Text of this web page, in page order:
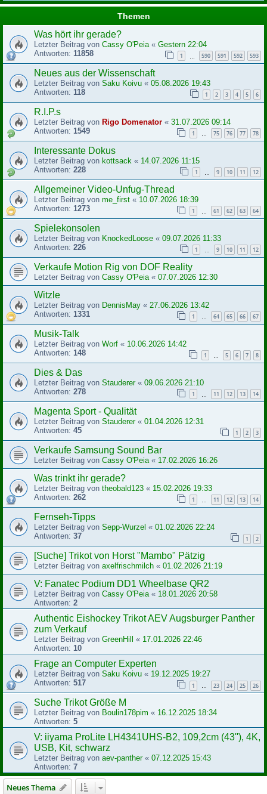
Themen
Was hört ihr gerade?
Letzter Beitrag von Cassy O'Peia « Gestern 22:04
Antworten: 11858 1 590 591 592 593
Neues aus der Wissenschaft
Letzter Beitrag von Saku Koivu « 05.08.2026 19:43
Antworten: 118 1 2 3 4 5 6
R.I.P.s
Letzter Beitrag von Rigo Domenator « 31.07.2026 09:14
Antworten: 1549 1 75 76 77 78
Interessante Dokus
Letzter Beitrag von kottsack « 14.07.2026 11:15
Antworten: 228 1 9 10 11 12
Allgemeiner Video-Unfug-Thread
Letzter Beitrag von me_first « 10.07.2026 18:39
Antworten: 1273 1 61 62 63 64
Spielekonsolen
Letzter Beitrag von KnockedLoose « 09.07.2026 11:33
Antworten: 226 1 9 10 11 12
Verkaufe Motion Rig von DOF Reality
Letzter Beitrag von Cassy O'Peia « 07.07.2026 12:30
Witzle
Letzter Beitrag von DennisMay « 27.06.2026 13:42
Antworten: 1331 1 64 65 66 67
Musik-Talk
Letzter Beitrag von Worf « 10.06.2026 14:42
Antworten: 148 1 5 6 7 8
Dies & Das
Letzter Beitrag von Stauderer« 09.06.2026 21:10
Antworten: 278 1 11 12 13 14
Magenta Sport - Qualität
Letzter Beitrag von Stauderer« 01.04.2026 12:31
Antworten: 45 1 2 3
Verkaufe Samsung Sound Bar
Letzter Beitrag von Cassy O'Peia « 17.02.2026 16:26
Was trinkt ihr gerade?
Letzter Beitrag von theobald123 « 15.02.2026 19:33
Antworten: 262 1 11 12 13 14
Fernseh-Tipps
Letzter Beitrag von Sepp-Wurzel « 01.02.2026 22:24
Antworten: 37 1 2
[Suche] Trikot von Horst "Mambo" Pätzig
Letzter Beitrag von axelfrischmilch « 01.02.2026 21:19
V: Fanatec Podium DD1 Wheelbase QR2
Letzter Beitrag von Cassy O'Peia « 18.01.2026 20:58
Antworten: 2
Authentic Eishockey Trikot AEV Augsburger Panther
zum Verkauf
Letzter Beitrag von GreenHill « 17.01.2026 22:46
Antworten: 10
Frage an Computer Experten
Letzter Beitrag von Saku Koivu « 19.12.2025 19:27
Antworten: 517 1 … 23 24 25 26
Suche Trikot Größe M
Letzter Beitrag von Boulin178pim « 16.12.2025 18:34
Antworten: 5
V: iiyama ProLite LH4341UHS-B2, 109,2cm (43''), 4K,
USB, Kit, schwarz
Letzter Beitrag von aev-panther« 07.12.2025 15:43
Antworten: 7
Neues Thema